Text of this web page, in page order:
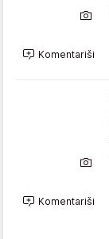
Komentariši
Komentariši